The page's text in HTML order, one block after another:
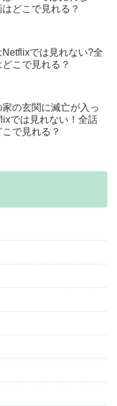
どこで見れる？
Netflixでは見れない?全
こで見れる？
家の玄関に滅亡が入っ
では見れない！全話
で見れる？